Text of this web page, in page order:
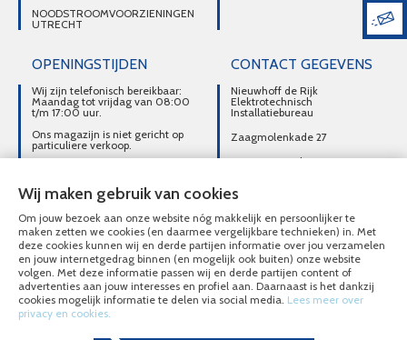
NOODSTROOMVOORZIENINGEN
UTRECHT
OPENINGSTIJDEN
Wij zijn telefonisch bereikbaar:
Maandag tot vrijdag van 08:00
t/m 17:00 uur.
Ons magazijn is niet gericht op
particuliere verkoop.
contact.
CONTACT GEGEVENS
Nieuwhoff de Rijk
Elektrotechnisch
Installatiebureau
Zaagmolenkade 27
3515 AC Utrecht
DIRECT CONTACT
OPNEMEN
030-2716496
MAIL ONS
© Nieuwhoff de Rijk Elektrotechnisch Installatiebureau 2020 - 2026
Wij maken gebruik van cookies
Om jouw bezoek aan onze website nóg makkelijk en persoonlijker te
maken zetten we cookies (en daarmee vergelijkbare technieken) in. Met
deze cookies kunnen wij en derde partijen informatie over jou verzamelen
en jouw internetgedrag binnen (en mogelijk ook buiten) onze website
volgen. Met deze informatie passen wij en derde partijen content of
advertenties aan jouw interesses en profiel aan. Daarnaast is het dankzij
cookies mogelijk informatie te delen via social media. Lees meer over
privacy en cookies.